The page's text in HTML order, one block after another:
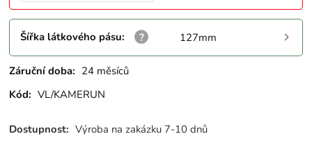
Šířka látkového pásu: 127mm
Záruční doba: 24 měsíců
Kód: VL/KAMERUN
Dostupnost: Výroba na zakázku 7-10 dnů